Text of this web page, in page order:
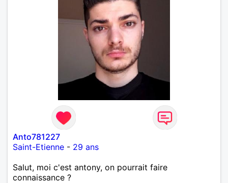
Anto781227
Saint-Etienne - 29 ans
Salut, moi c'est antony, on pourrait faire
connaissance ?